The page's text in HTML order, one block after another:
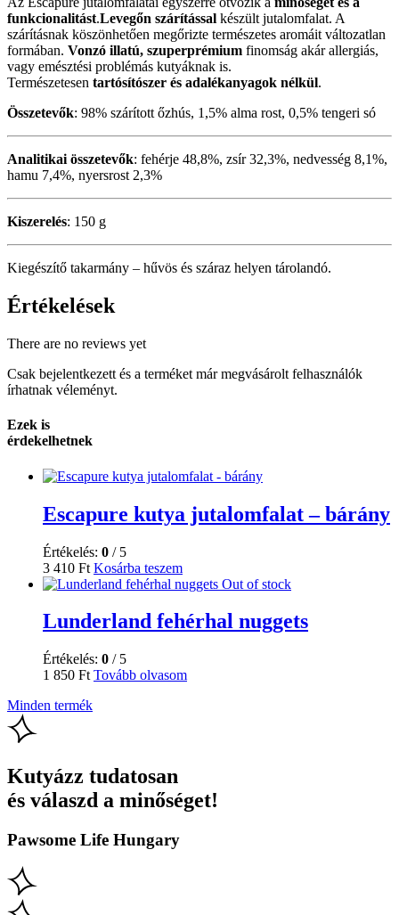
funkcionalitást.Levegőn szárítással készült jutalomfalat. A
szárításnak köszönhetően megőrizte természetes aromáit változatlan
formában. Vonzó illatú, szuperprémium finomság akár allergiás,
vagy emésztési problémás kutyáknak is.
Természetesen tartósítószer és adalékanyagok nélkül.
Összetevők: 98% szárított őzhús, 1,5% alma rost, 0,5% tengeri só
Analitikai összetevők: fehérje 48,8%, zsír 32,3%, nedvesség 8,1%,
hamu 7,4%, nyersrost 2,3%
Kiszerelés: 150 g
Kiegészítő takarmány – hűvös és száraz helyen tárolandó.
Értékelések
There are no reviews yet
Csak bejelentkezett és a terméket már megvásárolt felhasználók
írhatnak véleményt.
Ezek is
érdekelhetnek
Escapure kutya jutalomfalat – bárány
Értékelés: 0 / 5
3 410 Ft Kosárba teszem
Out of stock
Lunderland fehérhal nuggets
Értékelés: 0 / 5
1 850 Ft Tovább olvasom
Minden termék
Kutyázz tudatosan
és válaszd a minőséget!
Pawsome Life Hungary